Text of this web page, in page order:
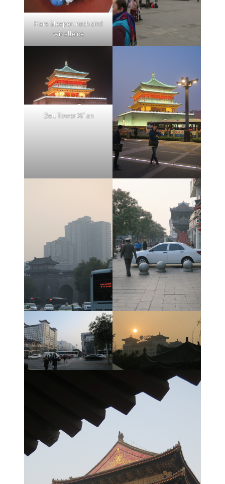
Hars Sleeper, noch sind
wir alleine
Bell Tower Xi`an